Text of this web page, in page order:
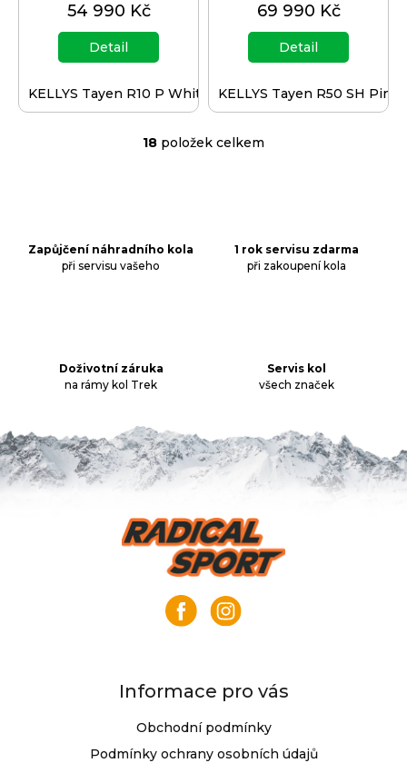
54 990 Kč
Detail
KELLYS Tayen R10 P White S 27.5" 725Wh
69 990 Kč
Detail
KELLYS Tayen R50 SH Pink
O
p
i
18 položek celkem
Zapůjčení náhradního kola
při servisu vašeho
1 rok servisu zdarma
při zakoupení kola
Doživotní záruka
na rámy kol Trek
Servis kol
všech značek
Informace pro vás
Obchodní podmínky
Podmínky ochrany osobních údajů